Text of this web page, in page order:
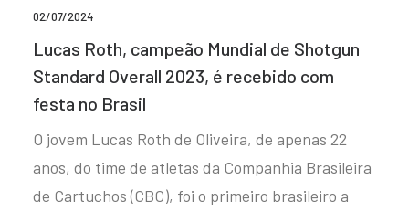
02/07/2024
Lucas Roth, campeão Mundial de Shotgun
Standard Overall 2023, é recebido com
festa no Brasil
O jovem Lucas Roth de Oliveira, de apenas 22
anos, do time de atletas da Companhia Brasileira
de Cartuchos (CBC), foi o primeiro brasileiro a